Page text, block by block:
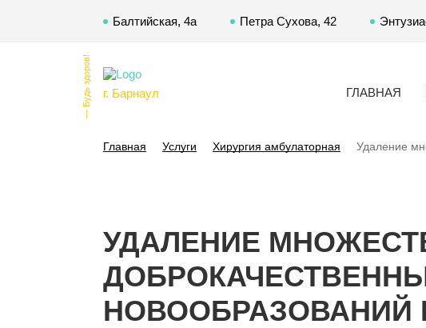
— Будь здоров! г. Барнаул ГЛАВНАЯ
Балтийская, 4а Петра Сухова, 42
Главная Услуги Хирургия амбулаторная Удаление
УДАЛЕНИЕ
НОВООБРАЗОВАНИЙ